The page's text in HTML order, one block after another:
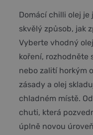
Domácí chilli olej
skvělý způsob, jak
Vyberte vhodný
koření, rozhodněte
nebo zalití horkým
zásady a olej
chladném místě.
chuti, která
úplně novou